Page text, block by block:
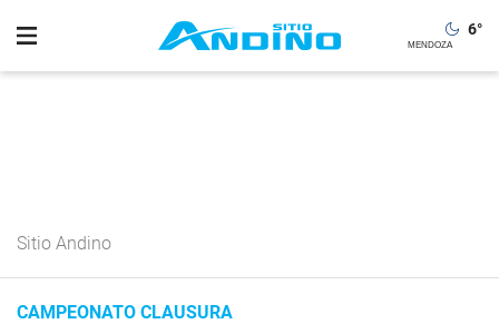
6°
Sitio Andino
CAMPEONATO CLAUSURA